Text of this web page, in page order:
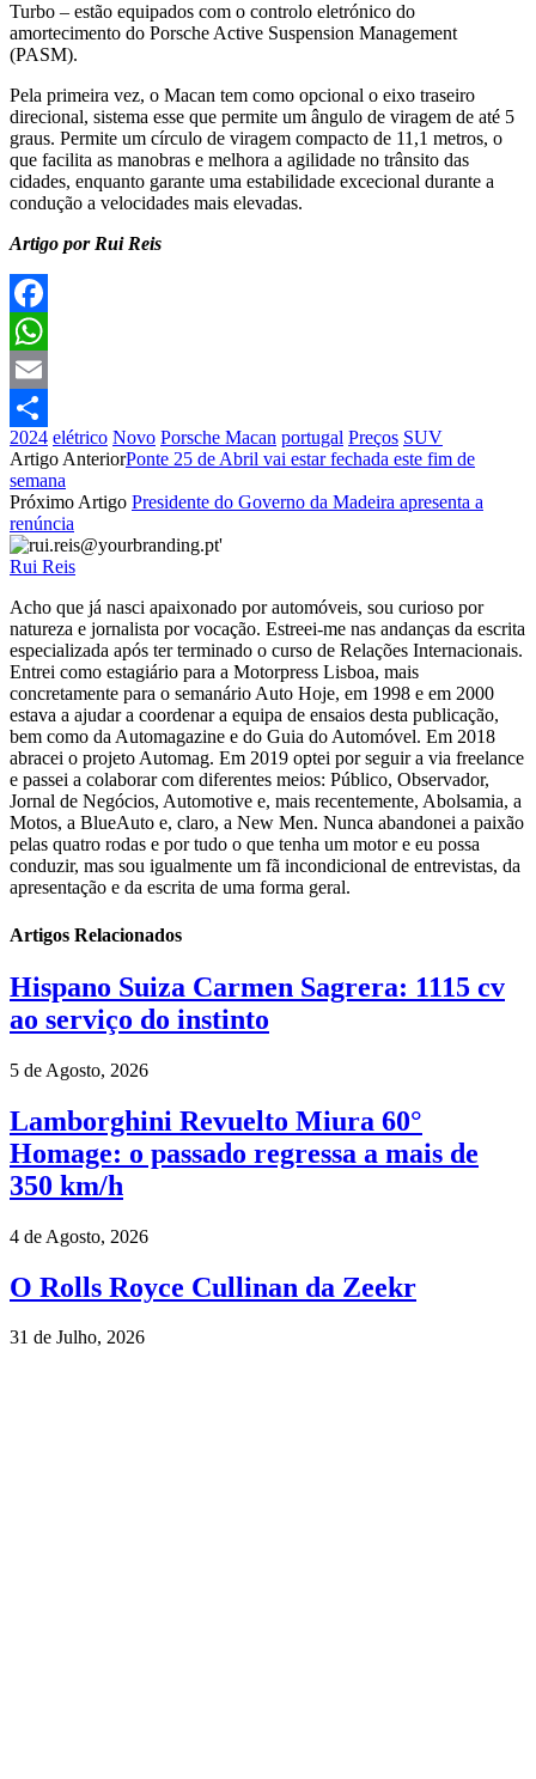
Turbo – estão equipados com o controlo eletrónico do
amortecimento do Porsche Active Suspension Management
(PASM).
Pela primeira vez, o Macan tem como opcional o eixo traseiro
direcional, sistema esse que permite um ângulo de viragem de até 5
graus. Permite um círculo de viragem compacto de 11,1 metros, o
que facilita as manobras e melhora a agilidade no trânsito das
cidades, enquanto garante uma estabilidade excecional durante a
condução a velocidades mais elevadas.
Artigo por Rui Reis
Facebook
WhatsApp
Email
Partilhar
2024 elétrico Novo Porsche Macan portugal Preços SUV
Artigo AnteriorPonte 25 de Abril vai estar fechada este fim de
semana
Próximo Artigo Presidente do Governo da Madeira apresenta a
renúncia
Rui Reis
Acho que já nasci apaixonado por automóveis, sou curioso por
natureza e jornalista por vocação. Estreei-me nas andanças da escrita
especializada após ter terminado o curso de Relações Internacionais.
Entrei como estagiário para a Motorpress Lisboa, mais
concretamente para o semanário Auto Hoje, em 1998 e em 2000
estava a ajudar a coordenar a equipa de ensaios desta publicação,
bem como da Automagazine e do Guia do Automóvel. Em 2018
abracei o projeto Automag. Em 2019 optei por seguir a via freelance
e passei a colaborar com diferentes meios: Público, Observador,
Jornal de Negócios, Automotive e, mais recentemente, Abolsamia, a
Motos, a BlueAuto e, claro, a New Men. Nunca abandonei a paixão
pelas quatro rodas e por tudo o que tenha um motor e eu possa
conduzir, mas sou igualmente um fã incondicional de entrevistas, da
apresentação e da escrita de uma forma geral.
Artigos Relacionados
Hispano Suiza Carmen Sagrera: 1115 cv
ao serviço do instinto
5 de Agosto, 2026
Lamborghini Revuelto Miura 60°
Homage: o passado regressa a mais de
350 km/h
4 de Agosto, 2026
O Rolls Royce Cullinan da Zeekr
31 de Julho, 2026